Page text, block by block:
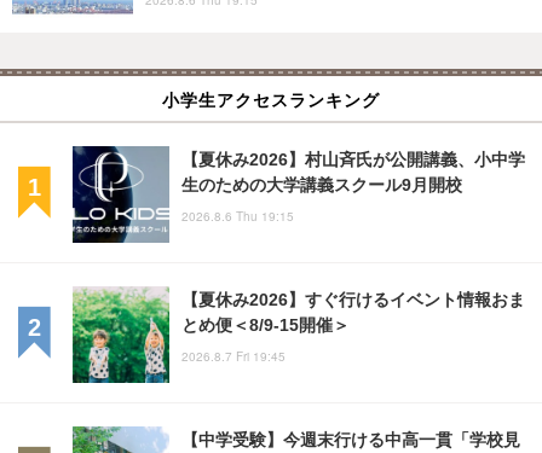
小学生アクセスランキング
【夏休み2026】村山斉氏が公開講義、小中学
生のための大学講義スクール9月開校
2026.8.6 Thu 19:15
【夏休み2026】すぐ行けるイベント情報おま
とめ便＜8/9-15開催＞
2026.8.7 Fri 19:45
【中学受験】今週末行ける中高一貫「学校見